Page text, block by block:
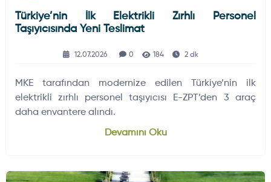
Türkiye’nin İlk Elektrikli Zırhlı Personel
Taşıyıcısında Yeni Teslimat
12.07.2026 0 184 2 dk
MKE tarafından modernize edilen Türkiye’nin ilk
elektrikli zırhlı personel taşıyıcısı E-ZPT’den 3 araç
daha envantere alındı.
Devamını Oku